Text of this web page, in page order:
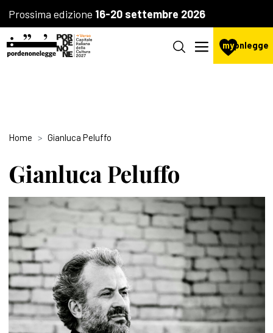
Prossima edizione 16-20 settembre 2026
mypnlegge
Home Gianluca Peluffo
Gianluca Peluffo